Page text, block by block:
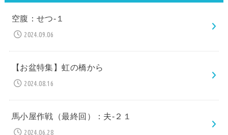
空腹：せつ-１
2024.09.06
【お盆特集】虹の橋から
2024.08.16
馬小屋作戦（最終回）：夫-２１
2024.06.28